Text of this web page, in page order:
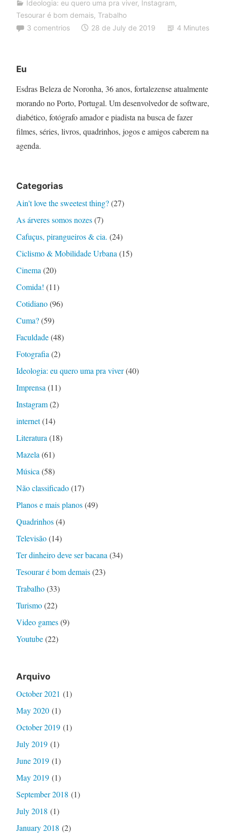
Ideologia: eu quero uma pra viver, Instagram,
Tesourar é bom demais, Trabalho
3 comentrios
28 de July de 2019 4 Minutes
Eu
Esdras Beleza de Noronha, 36 anos, fortalezense atualmente
morando no Porto, Portugal. Um desenvolvedor de software,
diabético, fotógrafo amador e piadista na busca de fazer
filmes, séries, livros, quadrinhos, jogos e amigos caberem na
agenda.
Categorias
Ain't love the sweetest thing?(27)
As árveres somos nozes(7)
Cafuçus, pirangueiros & cia. (24)
Ciclismo & Mobilidade Urbana (15)
Cinema (20)
Comida! (11)
Cotidiano(96)
Cuma?(59)
Faculdade(48)
Fotografia (2)
Ideologia: eu quero uma pra viver(40)
Imprensa (11)
Instagram(2)
internet(14)
Literatura (18)
Mazela (61)
Música (58)
Não classificado(17)
Planos e mais planos(49)
Quadrinhos(4)
Televisão(14)
Ter dinheiro deve ser bacana (34)
Tesourar é bom demais(23)
Trabalho(33)
Turismo(22)
Video games(9)
Youtube(22)
Arquivo
October 2021 (1)
May 2020(1)
October 2019(1)
July 2019(1)
June 2019(1)
May 2019(1)
September 2018 (1)
July 2018 (1)
January 2018 (2)